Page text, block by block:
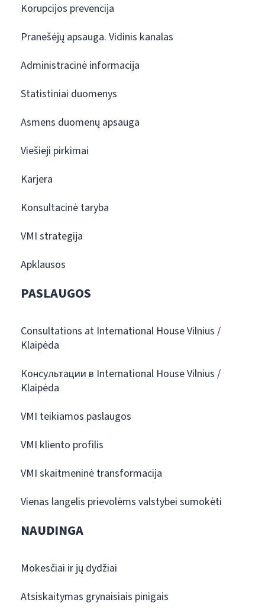
Korupcijos prevencija
Pranešėjų apsauga. Vidinis kanalas
Administracinė informacija
Statistiniai duomenys
Asmens duomenų apsauga
Viešieji pirkimai
Karjera
Konsultacinė taryba
VMI strategija
Apklausos
PASLAUGOS
Consultations at International House Vilnius /
Klaipėda
Консультации в International House Vilnius /
Klaipėda
VMI teikiamos paslaugos
VMI kliento profilis
VMI skaitmeninė transformacija
Vienas langelis prievolėms valstybei sumokėti
NAUDINGA
Mokesčiai ir jų dydžiai
Atsiskaitymas grynaisiais pinigais